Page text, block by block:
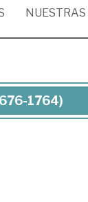
NUESTRAS
1764)